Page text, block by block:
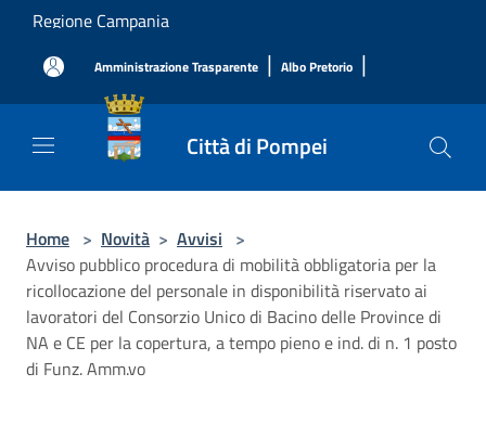
Salta al contenuto principale
Regione Campania
Amministrazione Trasparente | Albo Pretorio |
Città di Pompei
Home > Novità > Avvisi >
Avviso pubblico procedura di mobilità obbligatoria per la
ricollocazione del personale in disponibilità riservato ai
lavoratori del Consorzio Unico di Bacino delle Province di
NA e CE per la copertura, a tempo pieno e ind. di n. 1 posto
di Funz. Amm.vo